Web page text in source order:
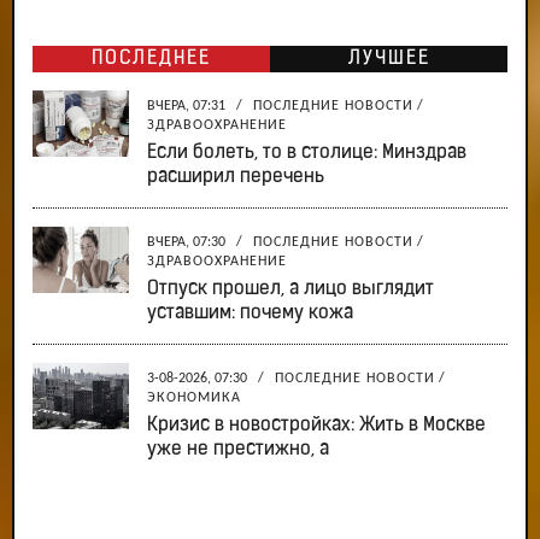
ПОСЛЕДНЕЕ ЛУЧШЕЕ
ВЧЕРА, 07:31 / ПОСЛЕДНИЕ НОВОСТИ /
ЗДРАВООХРАНЕНИЕ
Если болеть, то в столице: Минздрав
расширил перечень
ВЧЕРА, 07:30 / ПОСЛЕДНИЕ НОВОСТИ /
ЗДРАВООХРАНЕНИЕ
Отпуск прошел, а лицо выглядит
уставшим: почему кожа
3-08-2026, 07:30 / ПОСЛЕДНИЕ НОВОСТИ /
ЭКОНОМИКА
Кризис в новостройках: Жить в Москве
уже не престижно, а